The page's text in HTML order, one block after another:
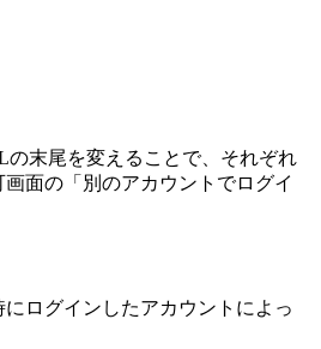
末尾を変えることで、それぞれ
面の「別のアカウントでログイ
ログインしたアカウントによっ